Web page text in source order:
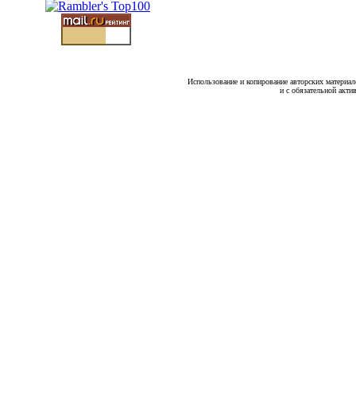
Использование и копирование авторских
и с обязательной